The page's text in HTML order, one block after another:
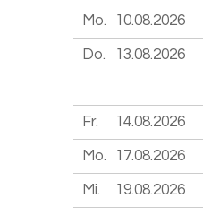
Mo. 10.08.2026
Do. 13.08.2026
Fr. 14.08.2026
Mo. 17.08.2026
Mi. 19.08.2026